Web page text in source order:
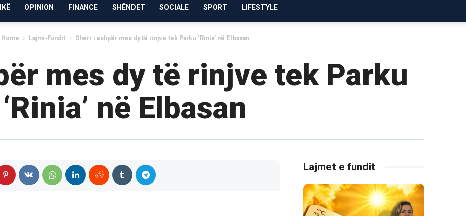
OPINION FINANCE SHËNDET SOCIALE SPORT LIFESTYLE
Home Lajmi-Fundit Sherr i ashpër mes dy të rinjve tek Parku ‘Rinia’ në Elbasan
mes dy të rinjve tek Parku
‘Rinia’ në Elbasan
Lajmet e fundit